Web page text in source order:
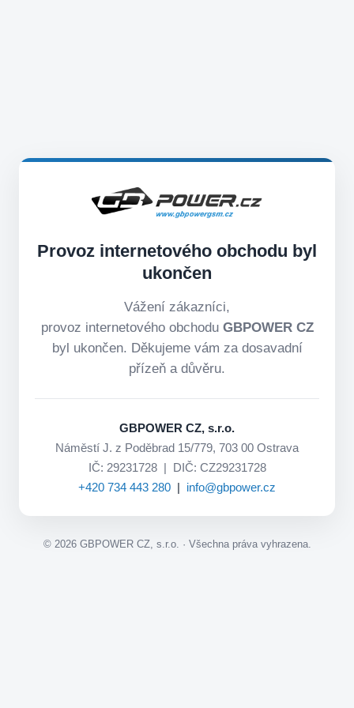
Provoz internetového obchodu byl
ukončen
Vážení zákazníci,
provoz internetového obchodu GBPOWER CZ
byl ukončen. Děkujeme vám za dosavadní
přízeň a důvěru.
GBPOWER CZ, s.r.o.
Náměstí J. z Poděbrad 15/779, 703 00 Ostrava
IČ: 29231728 | DIČ: CZ29231728
+420 734 443 280 | info@gbpower.cz
© 2026GBPOWER CZ, s.r.o. · Všechna práva vyhrazena.